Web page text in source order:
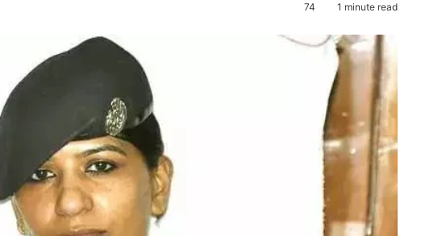
74 1 minute read